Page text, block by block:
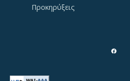
Προκηρύξεις